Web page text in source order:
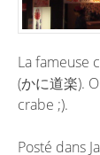
La fameuse
(かに道楽).
crabe ;).
Posté dans